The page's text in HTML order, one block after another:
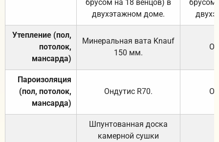
брусом на 18 венцов) в
двухэтажном доме.
брусом
Утепление (пол,
потолок,
мансарда)
Минеральная вата Knauf
150 мм.
Пароизоляция
(пол, потолок,
мансарда)
Ондутис R70.
Шпунтованная доска
камерной сушки